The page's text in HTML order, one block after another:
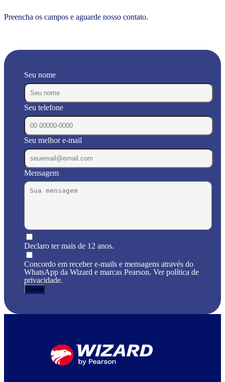
Preencha os campos e aguarde nosso contato.
Seu nome
Seu telefone
Seu melhor e-mail
Mensagem
Declaro ter mais de 12 anos.
Concordo em receber e-mails e mensagens através do
WhatsApp da Wizard e marcas Pearson. Ver política de
privacidade.